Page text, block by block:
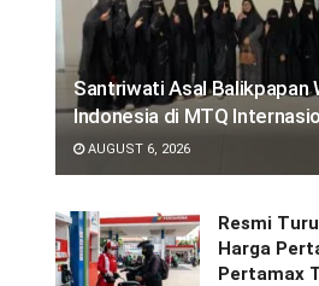
Santriwati Asal Balikpapan
Indonesia di MTQ
AUGUST 6, 2026
Resmi
Harga
Pertamax